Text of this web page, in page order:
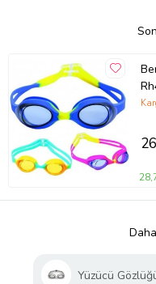
Yüzücü